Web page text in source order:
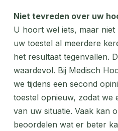
Niet tevreden over uw
U hoort wel iets, maar niet
uw toestel al meerdere
het resultaat tegenvallen.
waardevol. Bij Medisch
we tijdens een second
toestel opnieuw, zodat we
van uw situatie. Vaak kan
beoordelen wat er beter